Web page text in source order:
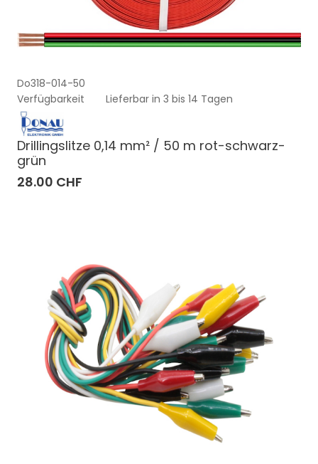
Do318-014-50
Verfügbarkeit
Lieferbar in 3 bis 14 Tagen
Drillingslitze 0,14 mm² / 50 m rot-schwarz-
grün
28.00 CHF